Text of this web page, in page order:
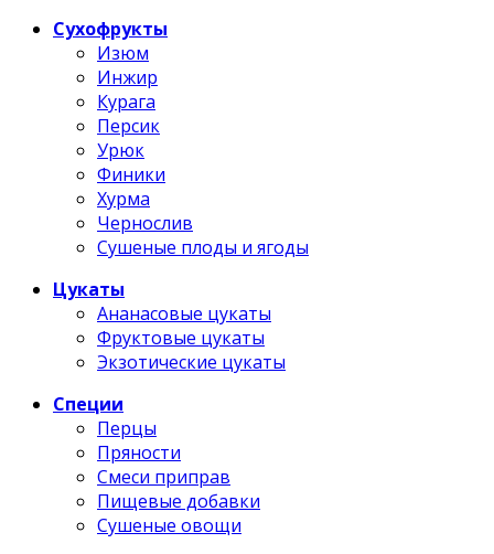
Сухофрукты
Изюм
Инжир
Курага
Персик
Урюк
Финики
Хурма
Чернослив
Сушеные плоды и ягоды
Цукаты
Ананасовые цукаты
Фруктовые цукаты
Экзотические цукаты
Специи
Перцы
Пряности
Смеси приправ
Пищевые добавки
Сушеные овощи